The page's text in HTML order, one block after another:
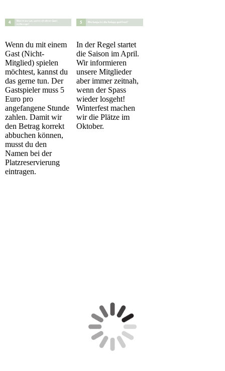
Wenn du mit einem
Gast (Nicht-
Mitglied) spielen
möchtest, kannst du
das gerne tun. Der
Gastspieler muss 5
Euro pro
angefangene Stunde
zahlen. Damit wir
den Betrag korrekt
abbuchen können,
musst du den
Namen bei der
Platzreservierung
eintragen.
In der Regel startet
die Saison im April.
Wir informieren
unsere Mitglieder
aber immer zeitnah,
wenn der Spass
wieder losgeht!
Winterfest machen
wir die Plätze im
Oktober.